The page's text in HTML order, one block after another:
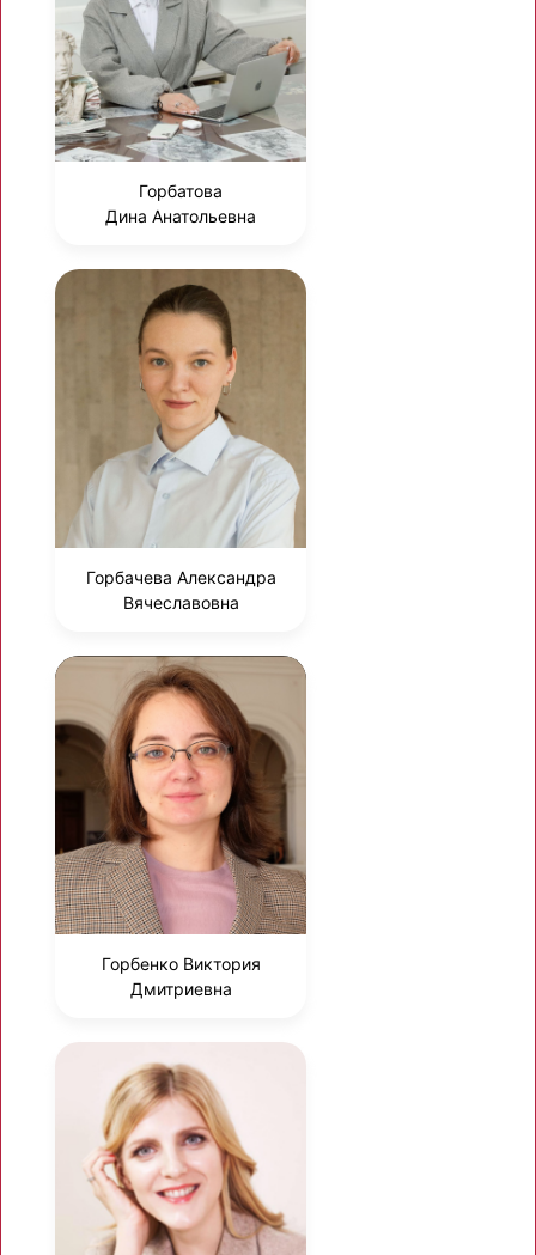
Горбатова
Дина Анатольевна
Горбачева Александра
Вячеславовна
Горбенко Виктория
Дмитриевна